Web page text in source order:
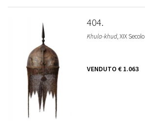
404
Khula-khud, XIX Secolo
VENDUTO € 1.063